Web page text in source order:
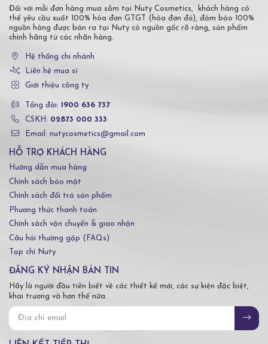
Đối với mỗi đơn hàng mua sắm tại Nuty Cosmetics, khách hàng có
thể yêu cầu xuất 100% hóa đơn GTGT (hóa đơn đỏ), đảm bảo 100%
nguồn hàng được bán ra tại Nuty có nguồn gốc rõ ràng, sản phẩm
chính hãng từ các nhãn hàng.
Hệ thống chi nhánh
Liên hệ mua sỉ
Giới thiệu công ty
Tổng đài: 1900 636 737
CSKH: 02873 000 333
Email: nutycosmetics@gmail.com
HỖ TRỢ KHÁCH HÀNG
Hướng dẫn mua hàng
Chính sách bảo mật
Chính sách đổi trả sản phẩm
Phương thức thanh toán
Chính sách vận chuyển & giao nhận
Câu hỏi thường gặp (FAQs)
Tạp chí Nuty
ĐĂNG KÝ NHẬN BẢN TIN
Hãy là người đầu tiên biết về các thiết kế mới, các sự kiện đặc biệt,
khai trương và hơn thế nữa.